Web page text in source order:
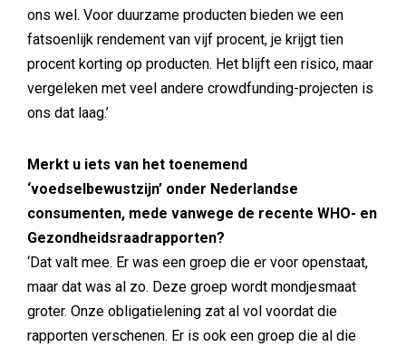
ons wel. Voor duurzame producten bieden we een
fatsoenlijk rendement van vijf procent, je krijgt tien
procent korting op producten. Het blijft een risico, maar
vergeleken met veel andere crowdfunding-projecten is
ons dat laag.’
Merkt u iets van het toenemend
‘voedselbewustzijn’ onder Nederlandse
consumenten, mede vanwege de recente WHO- en
Gezondheidsraadrapporten?
‘Dat valt mee. Er was een groep die er voor openstaat,
maar dat was al zo. Deze groep wordt mondjesmaat
groter. Onze obligatielening zat al vol voordat die
rapporten verschenen. Er is ook een groep die al die